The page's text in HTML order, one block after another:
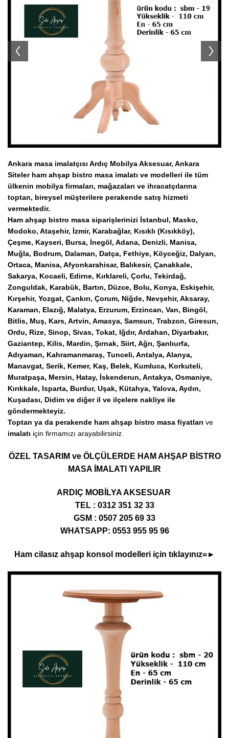
Ahşap Tabure İmalatı Modelleri
Ahşap Servis Arabaları
Koltuk Takımı İmalatı Modelleri
Ahşap Konsol İmalatı Modelleri
Ahşap Askılık İmalatı Modelleri
Ahşap Komodin İmalatı Modelleri
Ankara masa imalatçısı Ardıç Mobilya Aksesuar, Ankara
Siteler ham ahşap bistro masa imalatı ve modelleri ile tüm
ülkenin mobilya firmaları, mağazaları ve ihracatçılarına
toptan, bireysel müşterilere perakende satış hizmeti
vermektedir.
Ham ahşap bistro masa siparişlerinizi İstanbul, Masko,
Modoko, Ataşehir, İzmir, Karabağlar, Kısıklı (Kısıkköy),
Çeşme, Kayseri, Bursa, İnegöl, Adana, Denizli, Manisa,
Muğla, Bodrum, Dalaman, Datça, Fethiye, Köyceğiz, Dalyan,
Ortaca, Manisa, Afyonkarahisar, Balıkesir, Çanakkale,
Sakarya, Kocaeli, Edirne, Kırklareli, Çorlu, Tekirdağ,
Zonguldak, Karabük, Bartın, Düzce, Bolu, Konya, Eskişehir,
Kırşehir, Yozgat, Çankırı, Çorum, Niğde, Nevşehir, Aksaray,
Karaman, Elazığ, Malatya, Erzurum, Erzincan, Van, Bingöl,
Bitlis, Muş, Kars, Artvin, Amasya, Samsun, Trabzon, Giresun,
Ordu, Rize, Sinop, Sivas, Tokat, Iğdır, Ardahan, Diyarbakır,
Gaziantep, Kilis, Mardin, Şırnak, Siirt, Ağrı, Şanlıurfa,
Adıyaman, Kahramanmaraş, Tunceli, Antalya, Alanya,
Manavgat, Serik, Kemer, Kaş, Belek, Kumluca, Korkuteli,
Muratpaşa, Mersin, Hatay, İskenderun, Antakya, Osmaniye,
Kırıkkale, Isparta, Burdur, Uşak, Kütahya, Yalova, Aydın,
Kuşadası, Didim ve diğer il ve ilçelere nakliye ile
göndermekteyiz.
Toptan ya da perakende ham ahşap bistro masa fiyatları ve
imalatı için firmamızı arayabilirsiniz.
ÖZEL TASARIM ve ÖLÇÜLERDE HAM AHŞAP BİSTRO
MASA İMALATI YAPILIR
ARDIÇ MOBİLYA AKSESUAR
TEL : 0312 351 32 33
GSM : 0507 205 69 33
WHATSAPP: 0553 955 95 96
Ham cilasız ahşap konsol modelleri için tıklayınız=►